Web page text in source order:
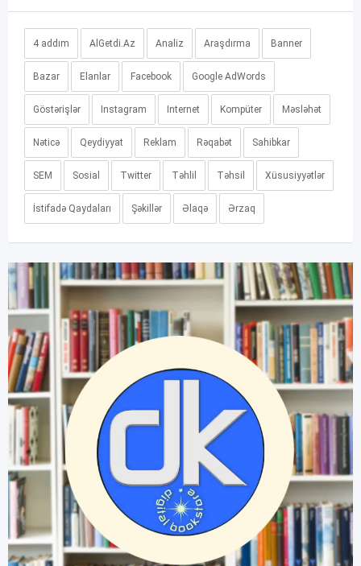
4 addım AlGetdi.Az Analiz Araşdırma Banner
Bazar Elanlar Facebook Google AdWords
Göstərişlər Instagram Internet Kompüter Məsləhət
Nəticə Qeydiyyat Reklam Rəqabət Sahibkar
SEM Sosial Twitter Təhlil Təhsil Xüsusiyyətlər
İstifadə Qaydaları Şəkillər Əlaqə Ərzaq